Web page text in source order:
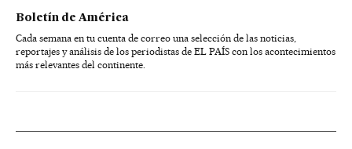
Boletín de América
Cada semana en tu cuenta de correo una selección de las noticias,
reportajes y análisis de los periodistas de EL PAÍS con los acontecimientos
más relevantes del continente.